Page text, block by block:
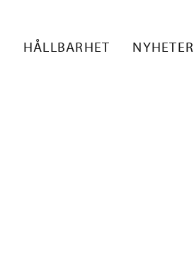
HÅLLBARHET NYHETER